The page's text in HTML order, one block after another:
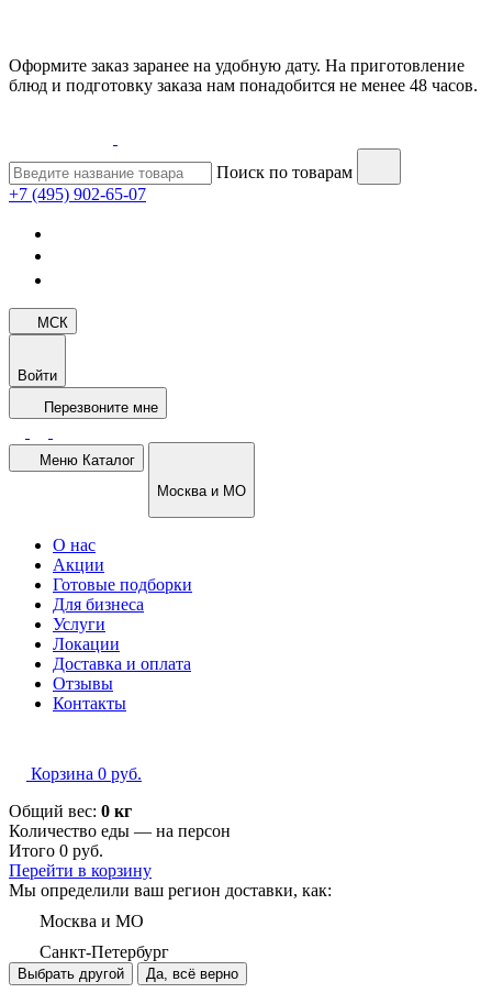
Оформите заказ заранее на удобную дату. На приготовление
блюд и подготовку заказа нам понадобится не менее 48 часов.
Поиск по товарам
+7 (495) 902-65-07
МСК
Войти
Перезвоните мне
Меню Каталог
Москва и МО
О нас
Акции
Готовые подборки
Для бизнеса
Услуги
Локации
Доставка и оплата
Отзывы
Контакты
Корзина 0 руб.
Общий вес: 0 кг
Количество еды — на персон
Итого 0 руб.
Перейти в корзину
Мы определили ваш регион доставки, как:
Москва и МО
Санкт-Петербург
Выбрать другой Да, всё верно